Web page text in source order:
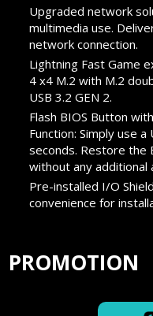
Upgraded network
multimedia use.
network connection.
Lightning Fast Game
4 x4 M.2 with M.2
USB 3.2 GEN 2.
Flash BIOS Button
Function: Simply use
seconds. Restore the
without any additional
Pre-installed I/O
convenience for
PROMOTION